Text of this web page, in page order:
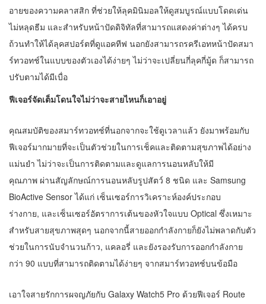
อายของความคลาสสิก ที่ช่วยให้ลุคมินิมอลให้ดูสมบูรณ์แบบโดดเด่น
ไม่หลุดธีม และสำหรับหน้าปัดดิจิทัลที่สามารถแสดงค่าต่างๆ ได้ครบ
ถ้วนทำให้ได้ลุคสปอร์ตที่ดูแอคทีฟ นอกยังสามารถรครีเอทหน้าปัดสมา
ร์ทวอทช์ในแบบของตัวเองได้ง่ายๆ ไม่ว่าจะเปลี่ยนกี่ลุคกี่มู้ด ก็สามารถ
ปรับตามได้มีเบื่อ
ฟีเจอร์จัดเต็มโดนใจไม่ว่าจะสายไหนก็เอาอยู่
คุณสมบัติของสมาร์ทวอทช์ที่นอกจากจะใช้ดูเวลาแล้ว ยังมาพร้อมกับ
ฟีเจอร์มากมายที่จะเป็นตัวช่วยในการเช็คและติดตามสุขภาพได้อย่าง
แม่นยำ ไม่ว่าจะเป็นการติดตามและดูแลการนอนหลับให้มี
คุณภาพ ผ่านสัญลักษณ์การนอนหลับรูปสัตว์ 8 ชนิด และ Samsung
BioActive Sensor ได้แก่ เซ็นเซอร์การวิเคราะห์องค์ประกอบ
ร่างกาย, และเซ็นเซอร์อัตราการเต้นของหัวใจแบบ Optical ซึ่งเหมาะ
สำหรับสายสุขภาพสุดๆ นอกจากนี้สายออกกำลังกายก็ยังไม่พลาดกับตัว
ช่วยในการนับจำนวนก้าว, แคลอรี่ และยังรองรับการออกกำลังกาย
กว่า 90 แบบที่สามารถติดตามได้ง่ายๆ จากสมาร์ทวอทช์บนข้อมือ
เอาใจสายรักการผจญภัยกับ Galaxy Watch5 Pro ด้วยฟีเจอร์ Route